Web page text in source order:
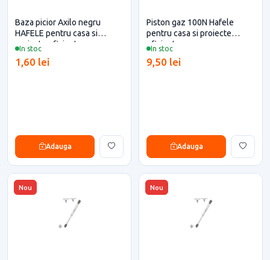
In stoc
Baza picior Axilo negru
HAFELE pentru casa si
proiecte eficiente
1,60 lei
Adauga
In stoc
Piston gaz 100N Hafele
pentru casa si proiecte
eficiente
9,50 lei
Adauga
Nou Nou